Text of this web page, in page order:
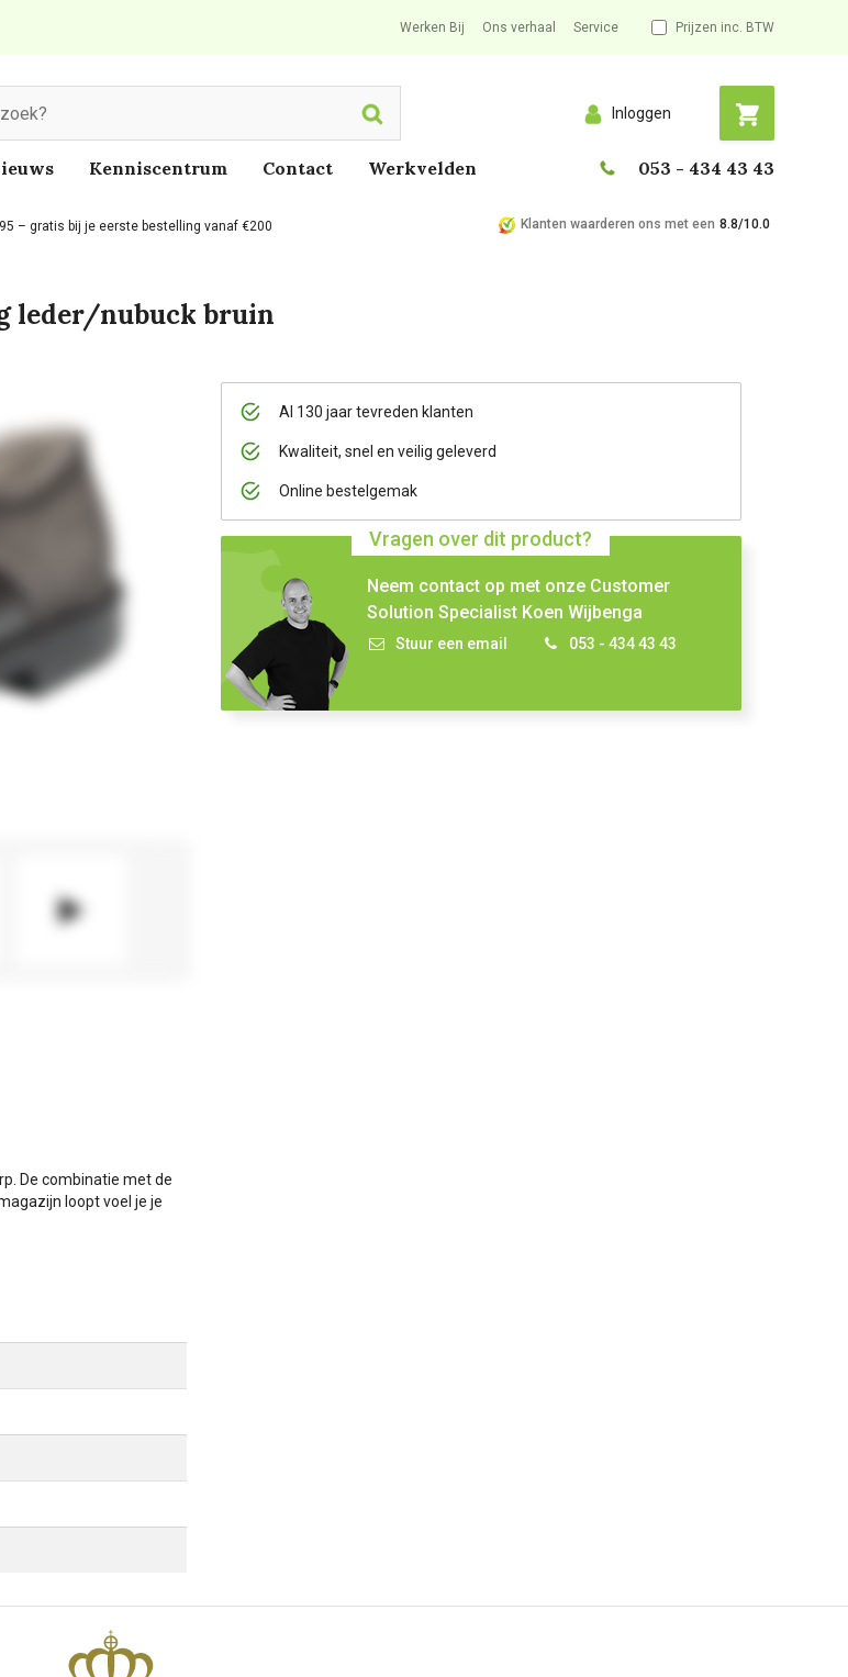
Werken Bij Ons verhaal Service Prijzen inc. BTW
Search Inloggen
Kenniscentrum Contact Werkvelden 053 - 434 43 43
– gratis bij je eerste bestelling vanaf €200 Klanten waarderen ons met een 8.8/10.0
leder/nubuck bruin
Al 130 jaar tevreden klanten
Kwaliteit, snel en veilig geleverd
Online bestelgemak
Vragen over dit product?
Neem contact op met onze Customer
Solution Specialist Koen Wijbenga
Stuur een email 053 - 434 43 43
De combinatie met de
loopt voel je je